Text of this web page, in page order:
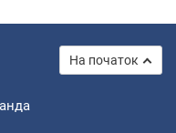
На початок